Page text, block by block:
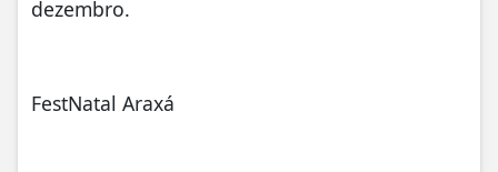
dezembro.
FestNatal Araxá